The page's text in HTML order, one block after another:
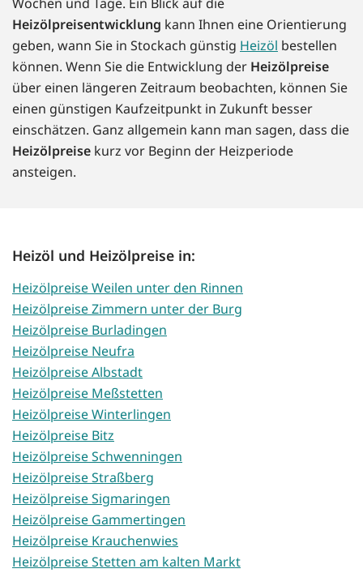
Heizölpreisentwicklung kann Ihnen eine Orientierung
geben, wann Sie in Stockach günstig Heizöl bestellen
können. Wenn Sie die Entwicklung der Heizölpreise
über einen längeren Zeitraum beobachten, können Sie
einen günstigen Kaufzeitpunkt in Zukunft besser
einschätzen. Ganz allgemein kann man sagen, dass die
Heizölpreise kurz vor Beginn der Heizperiode
ansteigen.
Heizöl und Heizölpreise in:
Heizölpreise Weilen unter den Rinnen
Heizölpreise Zimmern unter der Burg
Heizölpreise Burladingen
Heizölpreise Neufra
Heizölpreise Albstadt
Heizölpreise Meßstetten
Heizölpreise Winterlingen
Heizölpreise Bitz
Heizölpreise Schwenningen
Heizölpreise Straßberg
Heizölpreise Sigmaringen
Heizölpreise Gammertingen
Heizölpreise Krauchenwies
Heizölpreise Stetten am kalten Markt